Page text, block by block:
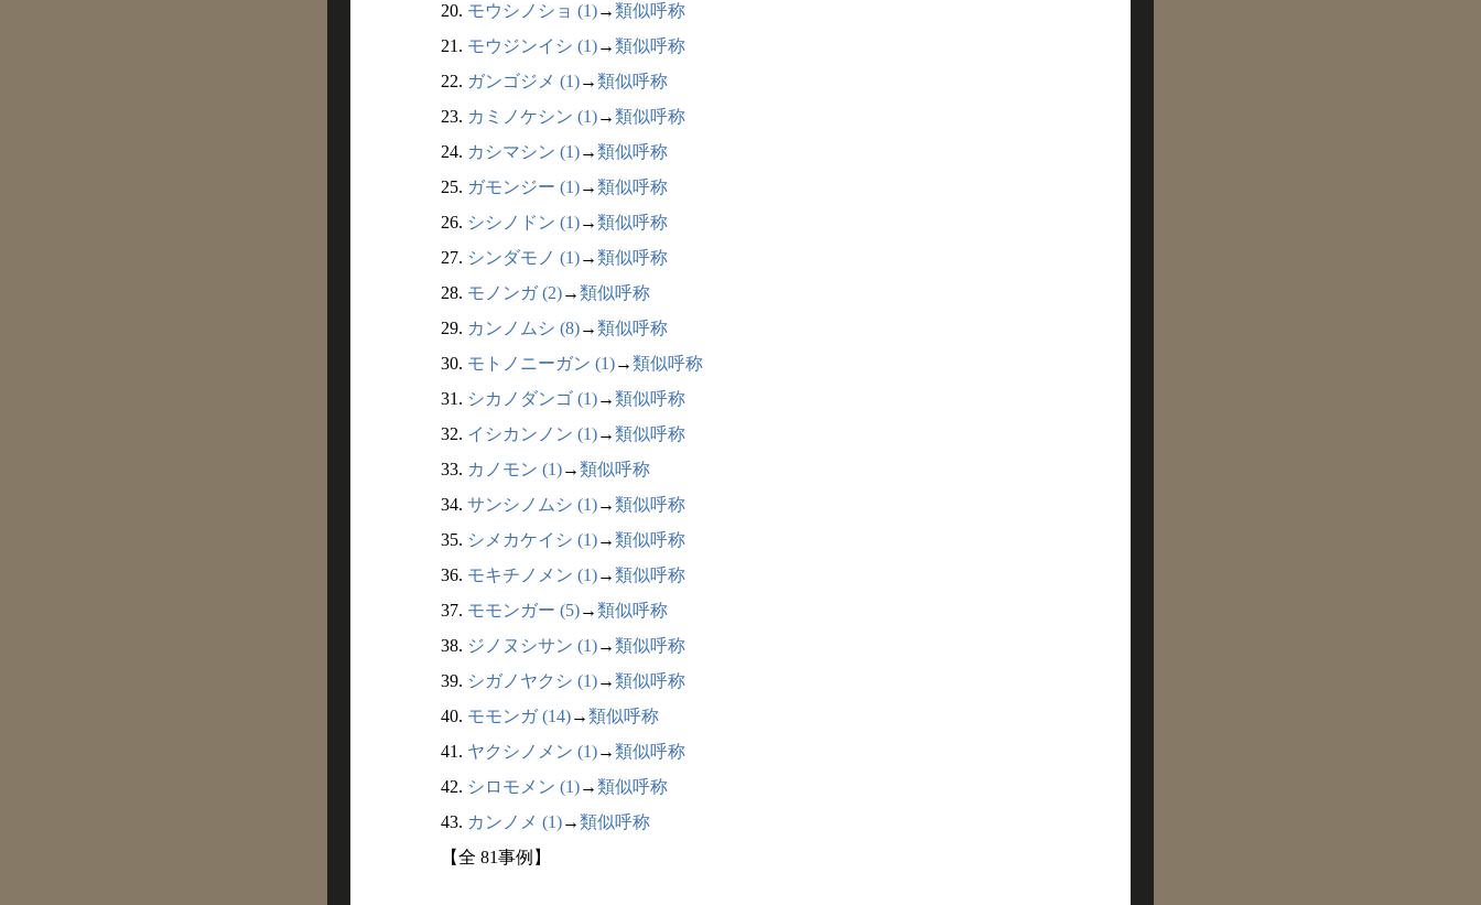
20. モウシノショ (1)→類似呼称
21. モウジンイシ (1)→類似呼称
22. ガンゴジメ (1)→類似呼称
23. カミノケシン (1)→類似呼称
24. カシマシン (1)→類似呼称
25. ガモンジー (1)→類似呼称
26. シシノドン (1)→類似呼称
27. シンダモノ (1)→類似呼称
28. モノンガ (2)→類似呼称
29. カンノムシ (8)→類似呼称
30. モトノニーガン (1)→類似呼称
31. シカノダンゴ (1)→類似呼称
32. イシカンノン (1)→類似呼称
33. カノモン (1)→類似呼称
34. サンシノムシ (1)→類似呼称
35. シメカケイシ (1)→類似呼称
36. モキチノメン (1)→類似呼称
37. モモンガー (5)→類似呼称
38. ジノヌシサン (1)→類似呼称
39. シガノヤクシ (1)→類似呼称
40. モモンガ (14)→類似呼称
41. ヤクシノメン (1)→類似呼称
42. シロモメン (1)→類似呼称
43. カンノメ (1)→類似呼称
【全 81事例】